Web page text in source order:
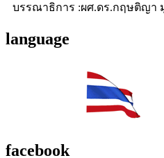
บรรณาธิการ :ผศ.ดร.กฤษติญา
language
facebook